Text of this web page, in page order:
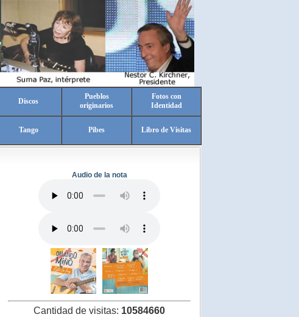
Discos
Pueblos
originarios
Fotos con
Identidad
Tango Pibes Libro de Visitas
Audio de la nota
Cantidad de visitas: 10584660